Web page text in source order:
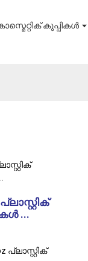
കുപ്പികൾ
...